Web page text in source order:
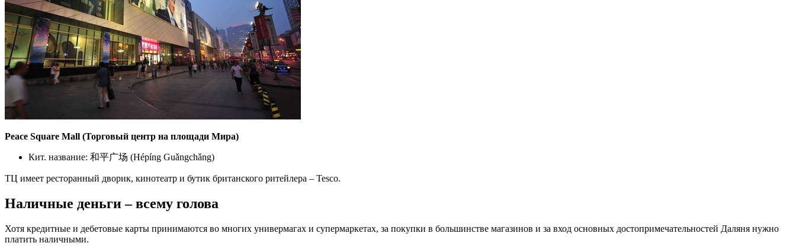
Peace Square Mall (Торговый центр на площади Мира)
Кит. название: 和平广场 (Hépíng Guǎngchǎng)
ТЦ имеет ресторанный дворик, кинотеатр и бутик британского ритейлера – Tesco.
Наличные деньги – всему голова
Хотя кредитные и дебетовые карты принимаются во многих универмагах и супермаркетах, за покупки в большинстве магазинов и за вход основных достопримечательностей Даляня нужно
платить наличными.